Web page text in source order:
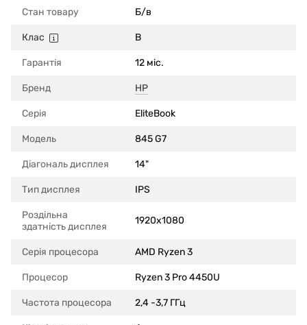
Стан товару Б/в
Клас B
Гарантія 12 міс.
Бренд HP
Серія EliteBook
Модель 845 G7
Діагональ дисплея 14"
Тип дисплея IPS
Роздільна
здатність дисплея
1920x1080
Серія процесора AMD Ryzen 3
Процесор Ryzen 3 Pro 4450U
Частота процесора 2,4 -3,7 ГГц